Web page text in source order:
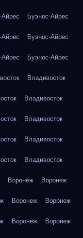
Айрес Буэнос-Айрес
Айрес Буэнос-Айрес
Айрес Буэнос-Айрес
Владивосток
Владивосток
Владивосток
Владивосток
Владивосток
Воронеж Воронеж
Воронеж Воронеж
Воронеж Воронеж